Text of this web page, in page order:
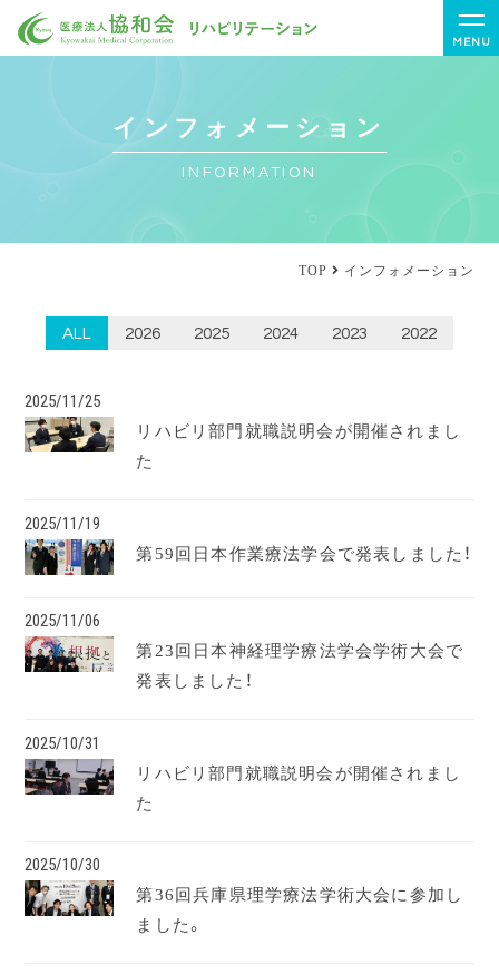
MENU
インフォメーション
INFORMATION
TOP インフォメーション
ALL 2026 2025 2024 2023 2022
2025/11/25
リハビリ部門就職説明会が開催されまし
た
2025/11/19
第59回日本作業療法学会で発表しました！
2025/11/06
第23回日本神経理学療法学会学術大会で
発表しました！
2025/10/31
リハビリ部門就職説明会が開催されまし
た
2025/10/30
第36回兵庫県理学療法学術大会に参加し
ました。